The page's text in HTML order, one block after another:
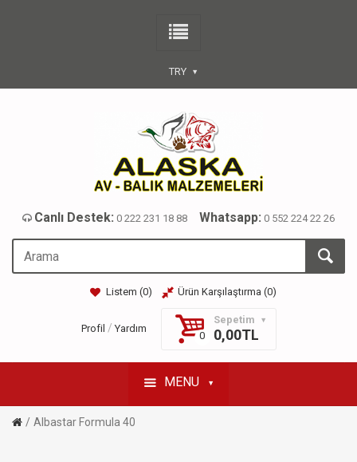
TRY
Canlı Destek: 0 222 231 18 88 Whatsapp: 0 552 224 22 26
Listem (0) Ürün Karşılaştırma (0)
Profil / Yardım
Sepetim
0
0,00TL
MENU
Albastar Formula 40